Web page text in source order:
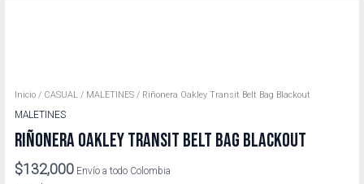
Inicio / CASUAL / MALETINES / Riñonera Oakley Transit Belt Bag Blackout
MALETINES
RIÑONERA OAKLEY TRANSIT BELT BAG BLACKOUT
$132,000 Envío a todo Colombia